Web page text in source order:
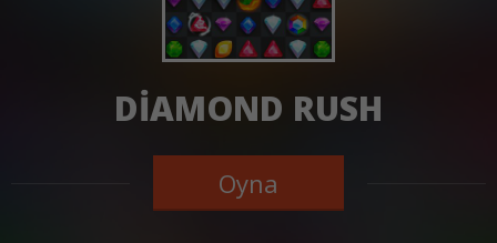
DIAMOND RUSH
Oyna